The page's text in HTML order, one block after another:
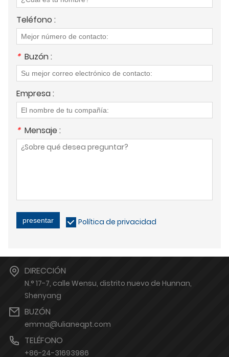
Teléfono :
* Buzón :
Empresa :
* Mensaje :
presentar Política de privacidad
DIRECCIÓN
N.° 17-7, calle Wensu, distrito nuevo de Hunnan,
Shenyang
BUZÓN
emma@ulianeqpt.com
TELÉFONO
+86-24-31693986